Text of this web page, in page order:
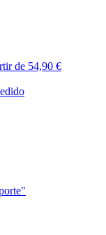
de 54,90 €